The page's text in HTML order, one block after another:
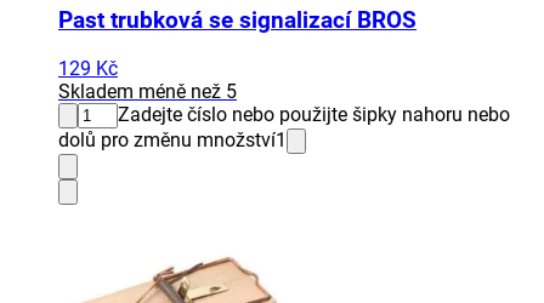
Past trubková se signalizací BROS
129 Kč
Skladem méně než 5
Zadejte číslo nebo použijte šipky nahoru nebo
dolů pro změnu množství1